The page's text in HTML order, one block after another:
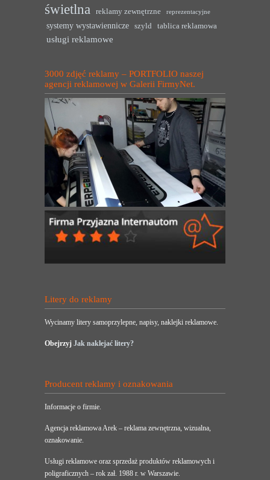
świetlna
reklamy zewnętrzne reprezentacyjne
systemy wystawiennicze szyld tablica reklamowa
usługi reklamowe
3000 zdjęć reklamy – PORTFOLIO naszej
agencji reklamowej w Galerii FirmyNet.
Litery do reklamy
Wycinamy litery samoprzylepne, napisy, naklejki reklamowe.
Obejrzyj Jak naklejać litery?
Producent reklamy i oznakowania
Informacje o firmie.
Agencja reklamowa Arek – reklama zewnętrzna, wizualna,
oznakowanie.
Usługi reklamowe oraz sprzedaż produktów reklamowych i
poligraficznych – rok zał. 1988 r. w Warszawie.